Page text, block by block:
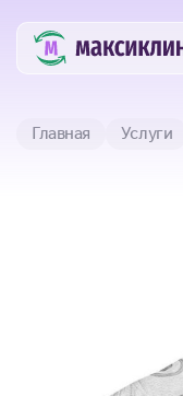
Главная Услуги